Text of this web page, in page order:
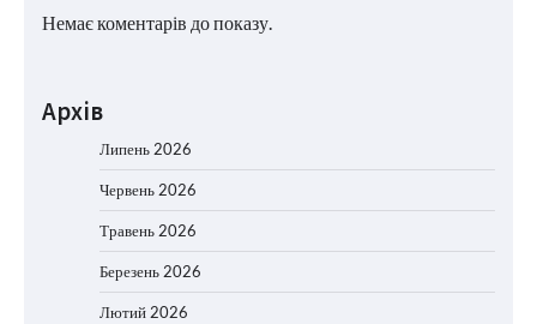
Немає коментарів до показу.
Архів
Липень 2026
Червень 2026
Травень 2026
Березень 2026
Лютий 2026